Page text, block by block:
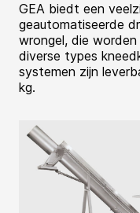
GEA biedt een
geautomatiseerde
wrongel, die
diverse types
systemen zijn
kg.